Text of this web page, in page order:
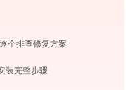
个排查修复方案
装完整步骤